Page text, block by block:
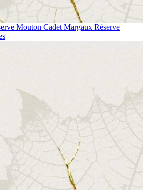
Mouton Cadet Margaux Réserve